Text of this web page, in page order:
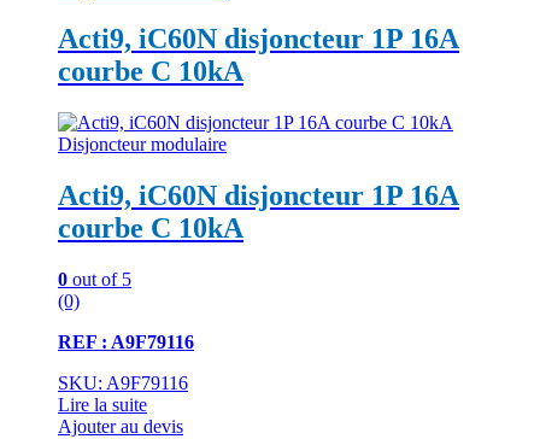
Acti9, iC60N disjoncteur 1P 16A
courbe C 10kA
Disjoncteur modulaire
Acti9, iC60N disjoncteur 1P 16A
courbe C 10kA
0 out of 5
(0)
REF : A9F79116
SKU: A9F79116
Lire la suite
Ajouter au devis